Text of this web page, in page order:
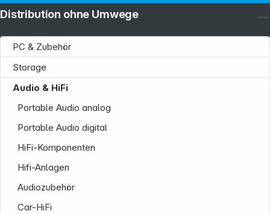
PC & Zubehör
Storage
Audio & HiFi
Portable Audio analog
Portable Audio digital
HiFi-Komponenten
Hifi-Anlagen
Audiozubehör
Car-HiFi
Distribution ohne Umwege